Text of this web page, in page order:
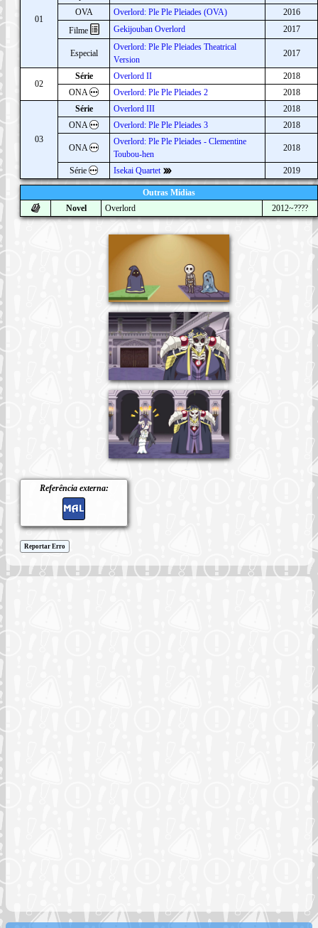
01
OVA
Overlord: Ple Ple Pleiades (OVA)
2016
Filme
Gekijouban Overlord 2017
Especial
Overlord: Ple Ple Pleiades Theatrical
Version
2017
02
Série Overlord II
2018
ONA
Overlord: Ple Ple Pleiades 2 2018
03
Série Overlord III
2018
ONA
Overlord: Ple Ple Pleiades 3 2018
ONA
Overlord: Ple Ple Pleiades - Clementine
Toubou-hen
2018
Série Isekai Quartet 2019
Outras Mídias
Novel
Overlord 2012~????
Referência externa:
Reportar Erro